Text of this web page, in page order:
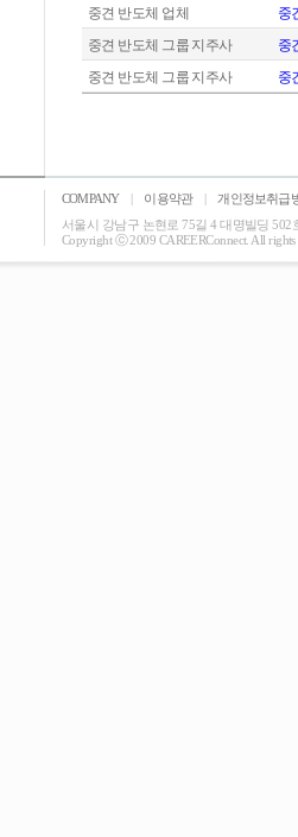
중견 반도체 업체
중
중견 반도체 그룹 지주사
중
중견 반도체 그룹 지주사
중
COMPANY | 이용약관 |
개인정보취급
서울시 강남구 논현로 75길 4 대명빌딩 502
Copyright ⓒ 2009 CAREERConnect. All rights